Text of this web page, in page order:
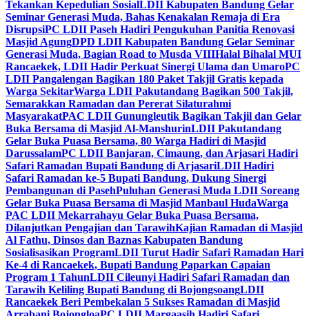
Tekankan Kepedulian SosialLDII Kabupaten Bandung Gelar
Seminar Generasi Muda, Bahas Kenakalan Remaja di Era
DisrupsiPC LDII Paseh Hadiri Pengukuhan Panitia Renovasi
Masjid AgungDPD LDII Kabupaten Bandung Gelar Seminar
Generasi Muda, Bagian Road to Musda VIIIHalal Bihalal MUI
Rancaekek, LDII Hadir Perkuat Sinergi Ulama dan UmaroPC
LDII Pangalengan Bagikan 180 Paket Takjil Gratis kepada
Warga SekitarWarga LDII Pakutandang Bagikan 500 Takjil,
Semarakkan Ramadan dan Pererat Silaturahmi
MasyarakatPAC LDII Gunungleutik Bagikan Takjil dan Gelar
Buka Bersama di Masjid Al-ManshurinLDII Pakutandang
Gelar Buka Puasa Bersama, 80 Warga Hadiri di Masjid
DarussalamPC LDII Banjaran, Cimaung, dan Arjasari Hadiri
Safari Ramadan Bupati Bandung di ArjasariLDII Hadiri
Safari Ramadan ke-5 Bupati Bandung, Dukung Sinergi
Pembangunan di PasehPuluhan Generasi Muda LDII Soreang
Gelar Buka Puasa Bersama di Masjid Manbaul HudaWarga
PAC LDII Mekarrahayu Gelar Buka Puasa Bersama,
Dilanjutkan Pengajian dan TarawihKajian Ramadan di Masjid
Al Fathu, Dinsos dan Baznas Kabupaten Bandung
Sosialisasikan ProgramLDII Turut Hadir Safari Ramadan Hari
Ke-4 di Rancaekek, Bupati Bandung Paparkan Capaian
Program 1 TahunLDII Cileunyi Hadiri Safari Ramadan dan
Tarawih Keliling Bupati Bandung di BojongsoangLDII
Rancaekek Beri Pembekalan 5 Sukses Ramadan di Masjid